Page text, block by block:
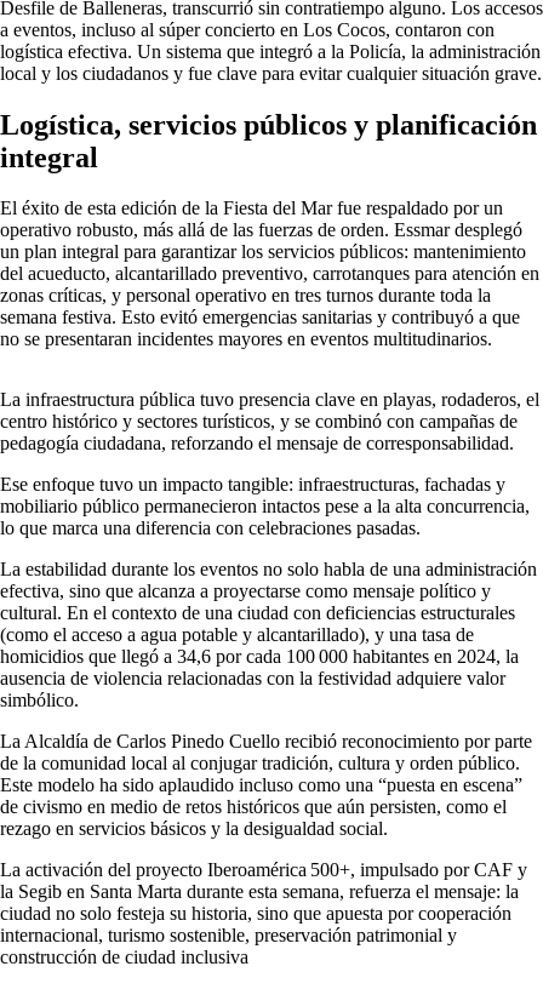
Desfile de Balleneras, transcurrió sin contratiempo alguno. Los accesos
a eventos, incluso al súper concierto en Los Cocos, contaron con
logística efectiva. Un sistema que integró a la Policía, la administración
local y los ciudadanos y fue clave para evitar cualquier situación grave.
Logística, servicios públicos y planificación
integral
El éxito de esta edición de la Fiesta del Mar fue respaldado por un
operativo robusto, más allá de las fuerzas de orden. Essmar desplegó
un plan integral para garantizar los servicios públicos: mantenimiento
del acueducto, alcantarillado preventivo, carrotanques para atención en
zonas críticas, y personal operativo en tres turnos durante toda la
semana festiva. Esto evitó emergencias sanitarias y contribuyó a que
no se presentaran incidentes mayores en eventos multitudinarios.
La infraestructura pública tuvo presencia clave en playas, rodaderos, el
centro histórico y sectores turísticos, y se combinó con campañas de
pedagogía ciudadana, reforzando el mensaje de corresponsabilidad.
Ese enfoque tuvo un impacto tangible: infraestructuras, fachadas y
mobiliario público permanecieron intactos pese a la alta concurrencia,
lo que marca una diferencia con celebraciones pasadas.
La estabilidad durante los eventos no solo habla de una administración
efectiva, sino que alcanza a proyectarse como mensaje político y
cultural. En el contexto de una ciudad con deficiencias estructurales
(como el acceso a agua potable y alcantarillado), y una tasa de
homicidios que llegó a 34,6 por cada 100 000 habitantes en 2024, la
ausencia de violencia relacionadas con la festividad adquiere valor
simbólico.
La Alcaldía de Carlos Pinedo Cuello recibió reconocimiento por parte
de la comunidad local al conjugar tradición, cultura y orden público.
Este modelo ha sido aplaudido incluso como una “puesta en escena”
de civismo en medio de retos históricos que aún persisten, como el
rezago en servicios básicos y la desigualdad social.
La activación del proyecto Iberoamérica 500+, impulsado por CAF y
la Segib en Santa Marta durante esta semana, refuerza el mensaje: la
ciudad no solo festeja su historia, sino que apuesta por cooperación
internacional, turismo sostenible, preservación patrimonial y
construcción de ciudad inclusiva